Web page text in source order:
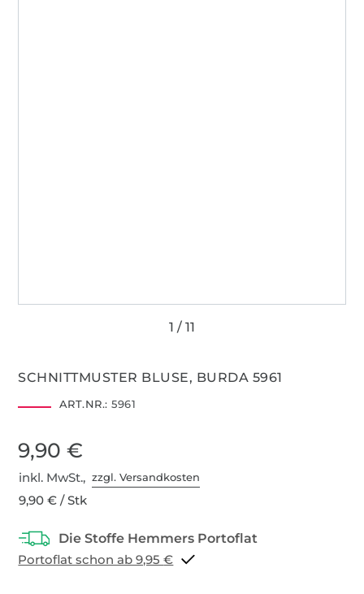
SCHNITTMUSTER BLUSE, BURDA 5961
ART.NR.: 5961
9,90 €
inkl. MwSt.,zzgl. Versandkosten
9,90 € / Stk
Portoflat schon ab 9,95 €